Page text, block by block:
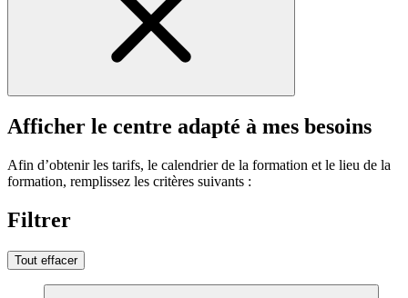
Afficher le centre adapté à mes besoins
Afin d’obtenir les tarifs, le calendrier de la formation et le lieu de la
formation, remplissez les critères suivants :
Filtrer
Tout effacer